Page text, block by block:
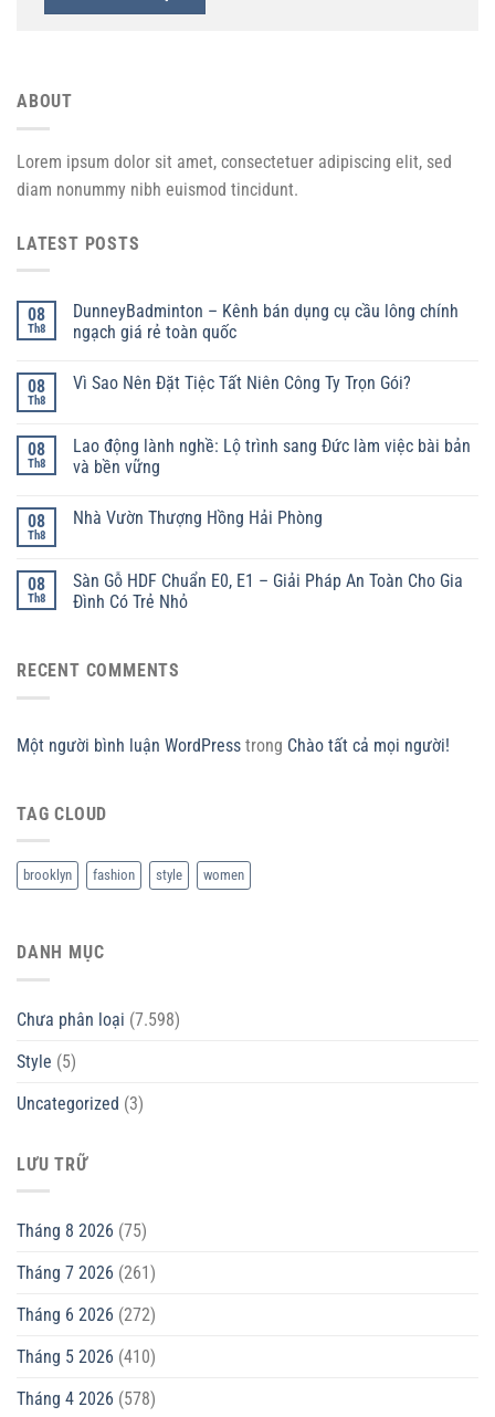
ABOUT
Lorem ipsum dolor sit amet, consectetuer adipiscing elit, sed
diam nonummy nibh euismod tincidunt.
LATEST POSTS
08
Th8
DunneyBadminton – Kênh bán dụng cụ cầu lông chính
ngạch giá rẻ toàn quốc
08
Th8
Vì Sao Nên Đặt Tiệc Tất Niên Công Ty Trọn Gói?
08
Th8
Lao động lành nghề: Lộ trình sang Đức làm việc bài bản
và bền vững
08
Th8
Nhà Vườn Thượng Hồng Hải Phòng
08
Th8
Sàn Gỗ HDF Chuẩn E0, E1 – Giải Pháp An Toàn Cho Gia
Đình Có Trẻ Nhỏ
RECENT COMMENTS
Một người bình luận WordPress trong Chào tất cả mọi người!
TAG CLOUD
brooklyn fashion style women
DANH MỤC
Chưa phân loại (7.598)
Style (5)
Uncategorized (3)
LƯU TRỮ
Tháng 8 2026 (75)
Tháng 7 2026 (261)
Tháng 6 2026 (272)
Tháng 5 2026 (410)
Tháng 4 2026 (578)